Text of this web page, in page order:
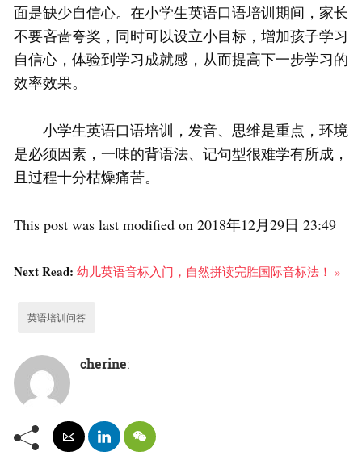
面是缺少自信心。在小学生英语口语培训期间，家长
不要吝啬夸奖，同时可以设立小目标，增加孩子学习
自信心，体验到学习成就感，从而提高下一步学习的
效率效果。
小学生英语口语培训，发音、思维是重点，环境
是必须因素，一味的背语法、记句型很难学有所成，
且过程十分枯燥痛苦。
This post was last modified on 2018年12月29日 23:49
Next Read: 幼儿英语音标入门，自然拼读完胜国际音标法！ »
英语培训问答
cherine: